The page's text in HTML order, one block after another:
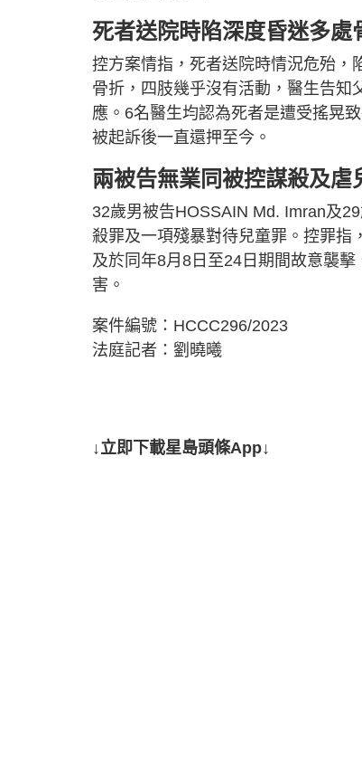
死者送院時陷深度昏迷多處
控方案情指，死者送院時情況危殆，
骨折，四肢幾乎沒有活動，醫生告知
應。6名醫生均認為死者是遭受搖晃
被起訴後一直還押至今。
兩被告無業同被控謀殺及虐
32歲男被告HOSSAIN Md. Imran及
殺罪及一項殘暴對待兒童罪。控罪指
及於同年8月8日至24日期間故意襲
害。
案件編號：HCCC296/2023
法庭記者：劉曉曦
↓立即下載星島頭條App↓